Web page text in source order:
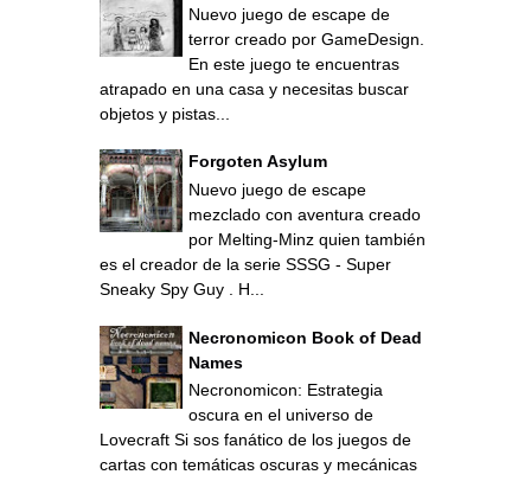
Nuevo juego de escape de
terror creado por GameDesign.
En este juego te encuentras
atrapado en una casa y necesitas buscar
objetos y pistas...
Forgoten Asylum
Nuevo juego de escape
mezclado con aventura creado
por Melting-Minz quien también
es el creador de la serie SSSG - Super
Sneaky Spy Guy . H...
Necronomicon Book of Dead
Names
Necronomicon: Estrategia
oscura en el universo de
Lovecraft Si sos fanático de los juegos de
cartas con temáticas oscuras y mecánicas